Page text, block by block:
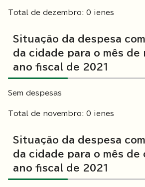
Total de dezembro: 0 ienes
Situação da despesa
da cidade para o mês de
ano fiscal de 2021
Sem despesas
Total de novembro: 0 ienes
Situação da despesa
da cidade para o mês
ano fiscal de 2021